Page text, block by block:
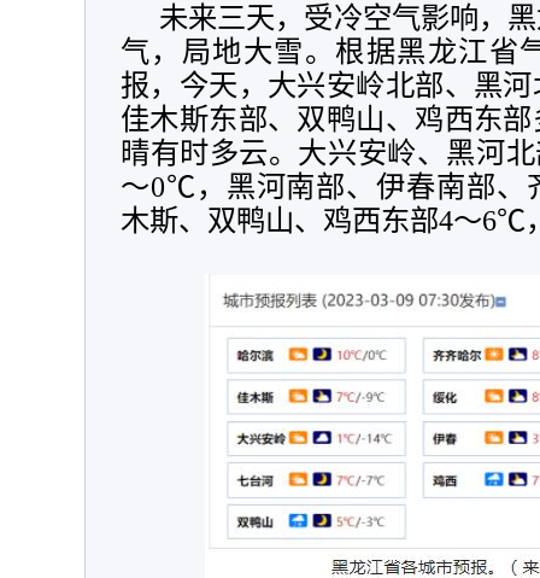
未来三天，受冷空气影响，
气，局地大雪。根据黑龙江省
报，今天，大兴安岭北部、黑
佳木斯东部、双鸭山、鸡西东
晴有时多云。大兴安岭、黑河
～0℃，黑河南部、伊春南部、
木斯、双鸭山、鸡西东部4～6℃